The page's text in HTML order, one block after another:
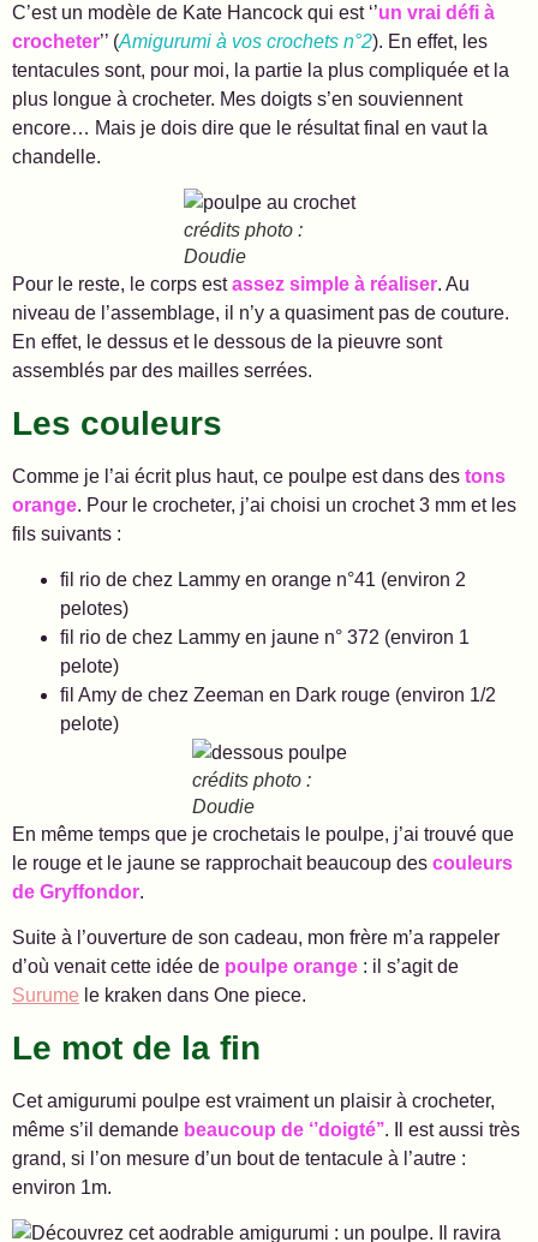
C’est un modèle de Kate Hancock qui est ‘’un vrai défi à
crocheter’’ (Amigurumi à vos crochets n°2). En effet, les
tentacules sont, pour moi, la partie la plus compliquée et la
plus longue à crocheter. Mes doigts s’en souviennent
encore… Mais je dois dire que le résultat final en vaut la
chandelle.
crédits photo :
Doudie
Pour le reste, le corps estassez simple à réaliser. Au
niveau de l’assemblage, il n’y a quasiment pas de couture.
En effet, le dessus et le dessous de la pieuvre sont
assemblés par des mailles serrées.
Les couleurs
Comme je l’ai écrit plus haut, ce poulpe est dans des tons
orange. Pour le crocheter, j’ai choisi un crochet 3 mm et les
fils suivants :
fil rio de chez Lammy en orange n°41 (environ 2
pelotes)
fil rio de chez Lammy en jaune n° 372 (environ 1
pelote)
fil Amy de chez Zeeman en Dark rouge (environ 1/2
pelote)
crédits photo :
Doudie
En même temps que je crochetais le poulpe, j’ai trouvé que
le rouge et le jaune se rapprochait beaucoup des couleurs
de Gryffondor.
Suite à l’ouverture de son cadeau, mon frère m’a rappeler
d’où venait cette idée de poulpe orange : il s’agit de
Surume le kraken dans One piece.
Le mot de la fin
Cet amigurumi poulpe est vraiment un plaisir à crocheter,
même s’il demande beaucoup de ‘’doigté’’. Il est aussi très
grand, si l’on mesure d’un bout de tentacule à l’autre :
environ 1m.